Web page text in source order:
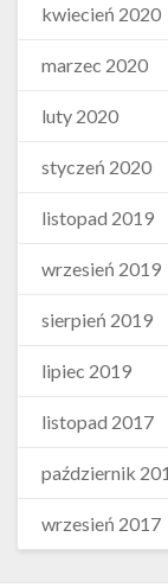
kwiecień 2020
marzec 2020
luty 2020
styczeń 2020
listopad 2019
wrzesień 2019
sierpień 2019
lipiec 2019
listopad 2017
październik
wrzesień 2017